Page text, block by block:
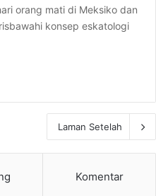
orang mati di Meksiko dan
konsep eskatologi
Laman Setelah
Komentar